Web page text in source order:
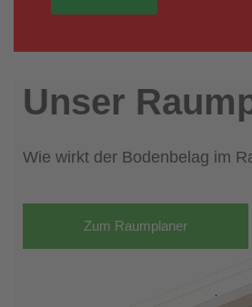
Unser
Wie wirkt der Bodenbelag im
Zum Raumplaner